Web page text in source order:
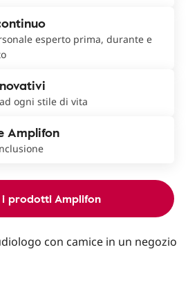
esperto prima, durante e
ogni stile di vita
Amplifon
i prodotti Amplifon